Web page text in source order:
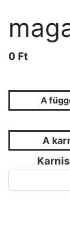
0 Ft
A
A